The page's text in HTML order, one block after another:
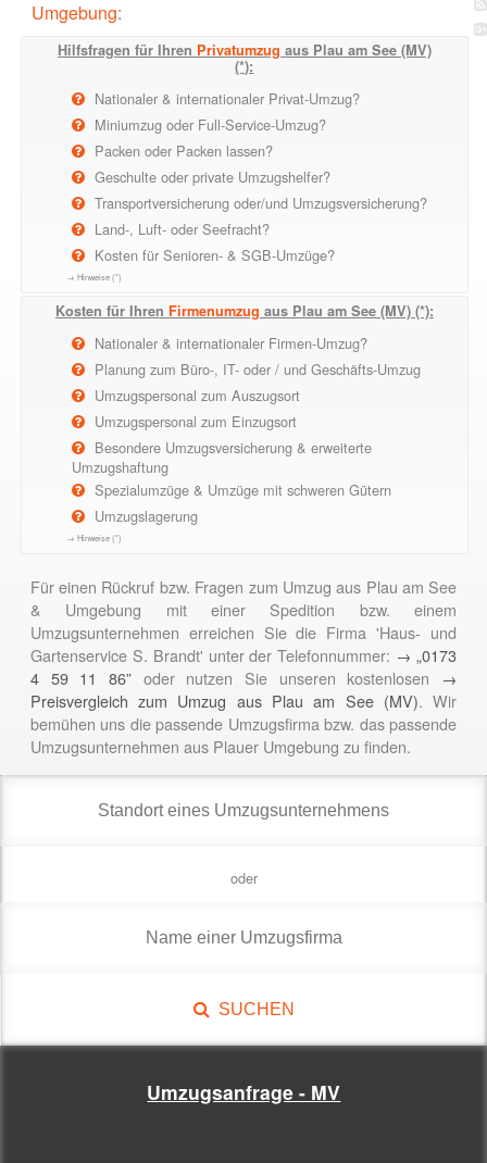
Umgebung:
Hilfsfragen für Ihren Privatumzug aus Plau am See (MV)
(*):
Nationaler & internationaler Privat-Umzug?
Miniumzug oder Full-Service-Umzug?
Packen oder Packen lassen?
Geschulte oder private Umzugshelfer?
Transportversicherung oder/und Umzugsversicherung?
Land-, Luft- oder Seefracht?
Kosten für Senioren- & SGB-Umzüge?
→ Hinweise (*)
Kosten für Ihren Firmenumzug aus Plau am See (MV) (*):
Nationaler & internationaler Firmen-Umzug?
Planung zum Büro-, IT- oder / und Geschäfts-Umzug
Umzugspersonal zum Auszugsort
Umzugspersonal zum Einzugsort
Besondere Umzugsversicherung & erweiterte
Umzugshaftung
Spezialumzüge & Umzüge mit schweren Gütern
Umzugslagerung
→ Hinweise (*)
Für einen Rückruf bzw. Fragen zum Umzug aus Plau am See
& Umgebung mit einer Spedition bzw. einem
Umzugsunternehmen erreichen Sie die Firma 'Haus- und
Gartenservice S. Brandt' unter der Telefonnummer: → „0173
4 59 11 86”oder nutzen Sie unseren kostenlosen →
Preisvergleich zum Umzug aus Plau am See (MV). Wir
bemühen uns die passende Umzugsfirma bzw. das passende
Umzugsunternehmen aus Plauer Umgebung zu finden.
oder
SUCHEN
Umzugsanfrage - MV